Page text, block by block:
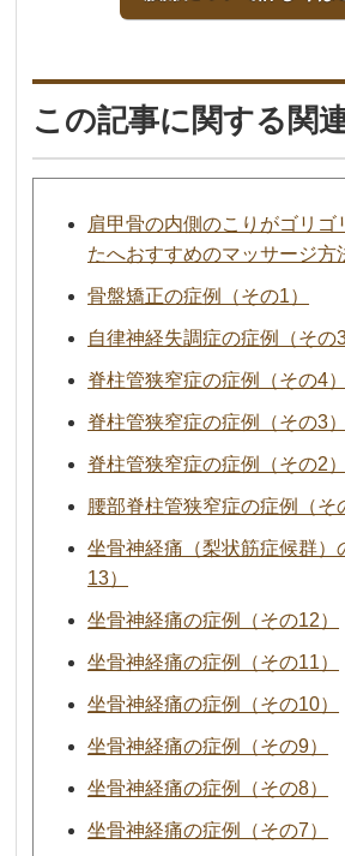
この記事に関する関
肩甲骨の内側のこりがゴリゴ
たへおすすめのマッサージ方
骨盤矯正の症例（その1）
自律神経失調症の症例（その3
脊柱管狭窄症の症例（その4
脊柱管狭窄症の症例（その3）
脊柱管狭窄症の症例（その2）
腰部脊柱管狭窄症の症例（そ
坐骨神経痛（梨状筋症候群）
13）
坐骨神経痛の症例（その12）
坐骨神経痛の症例（その11）
坐骨神経痛の症例（その10）
坐骨神経痛の症例（その9）
坐骨神経痛の症例（その8）
坐骨神経痛の症例（その7）